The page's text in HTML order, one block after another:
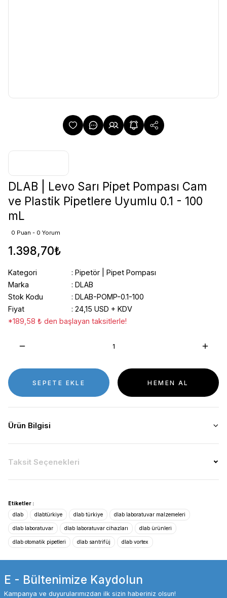
DLAB | Levo Sarı Pipet Pompası Cam
ve Plastik Pipetlere Uyumlu 0.1 - 100
mL
0 Puan - 0 Yorum
1.398,70₺
Kategori
Pipetör | Pipet Pompası
Marka
DLAB
Stok Kodu
DLAB-POMP-0.1-100
Fiyat
24,15 USD + KDV
*189,58 ₺ den başlayan taksitlerle!
SEPETE EKLE HEMEN AL
Ürün Bilgisi
Taksit Seçenekleri
Etiketler :
dlab
dlabtürkiye dlab türkiye dlab laboratuvar malzemeleri
dlab laboratuvar dlab laboratuvar cihazları dlab ürünleri
dlab otomatik pipetleri dlab santrifüj dlab vortex
E - Bültenimize Kaydolun
Kampanya ve duyurularımızdan ilk sizin haberiniz olsun!